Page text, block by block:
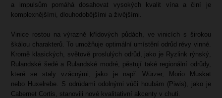
a impulsům pomáhá dosahovat vysokých kvalit vína a činí je
komplexnějšími, dlouhodobějšími a živějšími.
Vinice rostou na výrazně křídových půdách, ve vinicích s širokou
škálou charakterů. To umožňuje optimální umístění odrůd révy vinné.
Kromě klasických, světově proslulých odrůd, jako je Ryzlink rýnský,
Rulandské šedé a Rulandské modré, pěstují také regionální odrůdy,
které se staly vzácnými, jako je např. Würzer, Morio Muskat
nebo Huxelrebe. S odrůdami odolnými vůči houbám (Piwis), jako je
Cabernet Cortis, stanovili nové kvalitativní akcenty v chuti.